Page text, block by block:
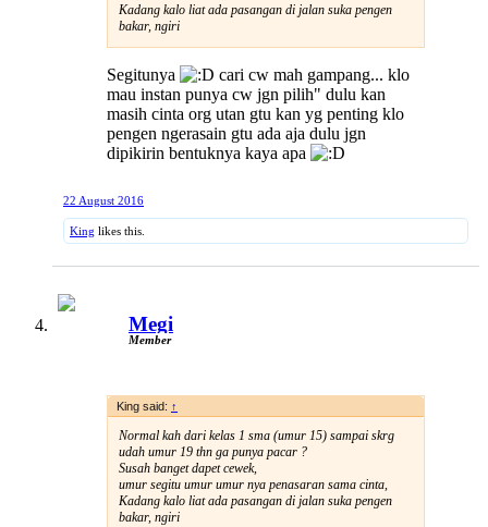
Kadang kalo liat ada pasangan di jalan suka pengen
bakar, ngiri
Segitunya
cari cw mah gampang... klo
mau instan punya cw jgn pilih" dulu kan
masih cinta org utan gtu kan yg penting klo
pengen ngerasain gtu ada aja dulu jgn
dipikirin bentuknya kaya apa
22 August 2016
King likes this.
Megi
Member
King said: ↑
Normal kah dari kelas 1 sma (umur 15) sampai skrg
udah umur 19 thn ga punya pacar ?
Susah banget dapet cewek,
umur segitu umur umur nya penasaran sama cinta,
Kadang kalo liat ada pasangan di jalan suka pengen
bakar, ngiri